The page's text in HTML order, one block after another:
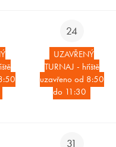
24
UZAVŘENÝ
TURNAJ - hřiště
uzavřeno od 8:50
do 11:30
31